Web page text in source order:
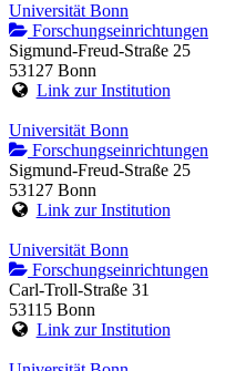
Universität Bonn
Forschungseinrichtungen
Sigmund-Freud-Straße 25
53127 Bonn
Link zur Institution
Universität Bonn
Forschungseinrichtungen
Sigmund-Freud-Straße 25
53127 Bonn
Link zur Institution
Universität Bonn
Forschungseinrichtungen
Carl-Troll-Straße 31
53115 Bonn
Link zur Institution